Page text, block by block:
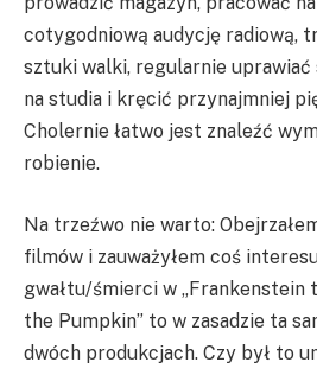
cotygodniową audycję radiową,
sztuki walki, regularnie uprawiać
na studia i kręcić przynajmniej
Cholernie łatwo jest znaleźć
robienie.
Na trzeźwo nie warto:
filmów i zauważyłem coś
gwałtu/śmierci w „Frankenstein
the Pumpkin” to w zasadzie ta
dwóch produkcjach. Czy był to